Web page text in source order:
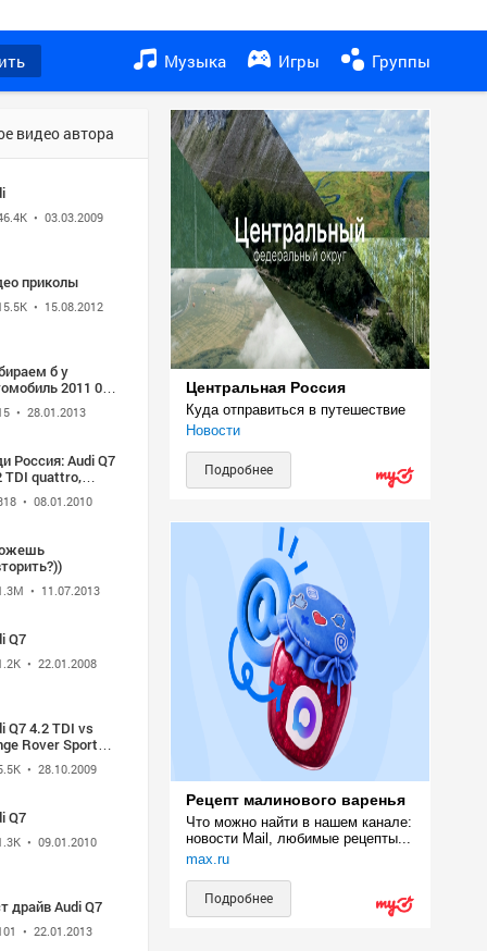
Музыка Игры Группы
видео автора
• 03.03.2009
приколы
• 15.08.2012
б у
2011 04
• 28.01.2013
Россия: Audi Q7
TDI quattro,
МАКС
Q7 буксирует
• 08.01.2010
• 11.07.2013
Q7
• 22.01.2008
Q7 4.2 TDI vs
Rover Sport
• 28.10.2009
Q7
• 09.01.2010
драйв Audi Q7
• 22.01.2013
Центральная Россия
Куда отправиться в путешествие
Новости
Подробнее
Рецепт малинового варенья
Что можно найти в нашем канале:
новости Mail, любимые рецепты...
max.ru
Подробнее